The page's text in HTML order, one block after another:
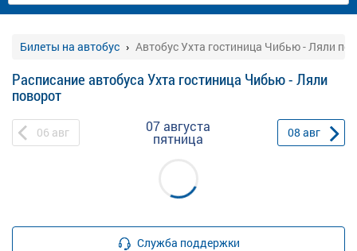
Билеты на автобус Автобус Ухта гостиница Чибью - Ляли
Расписание автобуса Ухта гостиница Чибью - Ляли
поворот
06 авг 07 августа
пятница 08 авг
Служба поддержки